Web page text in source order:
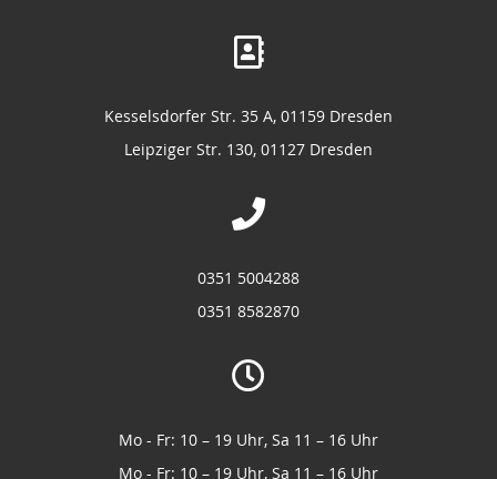
Kesselsdorfer Str. 35 A, 01159 Dresden
Leipziger Str. 130, 01127 Dresden
0351 5004288
0351 8582870
Mo - Fr: 10 – 19 Uhr, Sa 11 – 16 Uhr
Mo - Fr: 10 – 19 Uhr, Sa 11 – 16 Uhr